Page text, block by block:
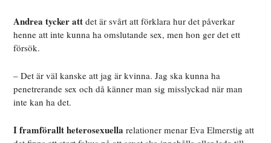
Andrea tycker att detär svårt att förklara hur det påverkar
henne att inte kunna ha omslutande sex, men hon ger det ett
försök.
– Det är väl kanske att jag är kvinna. Jag ska kunna ha
penetrerande sex och då känner man sig misslyckad när man
inte kan ha det.
I framförallt heterosexuella relationermenar Eva Elmerstig att